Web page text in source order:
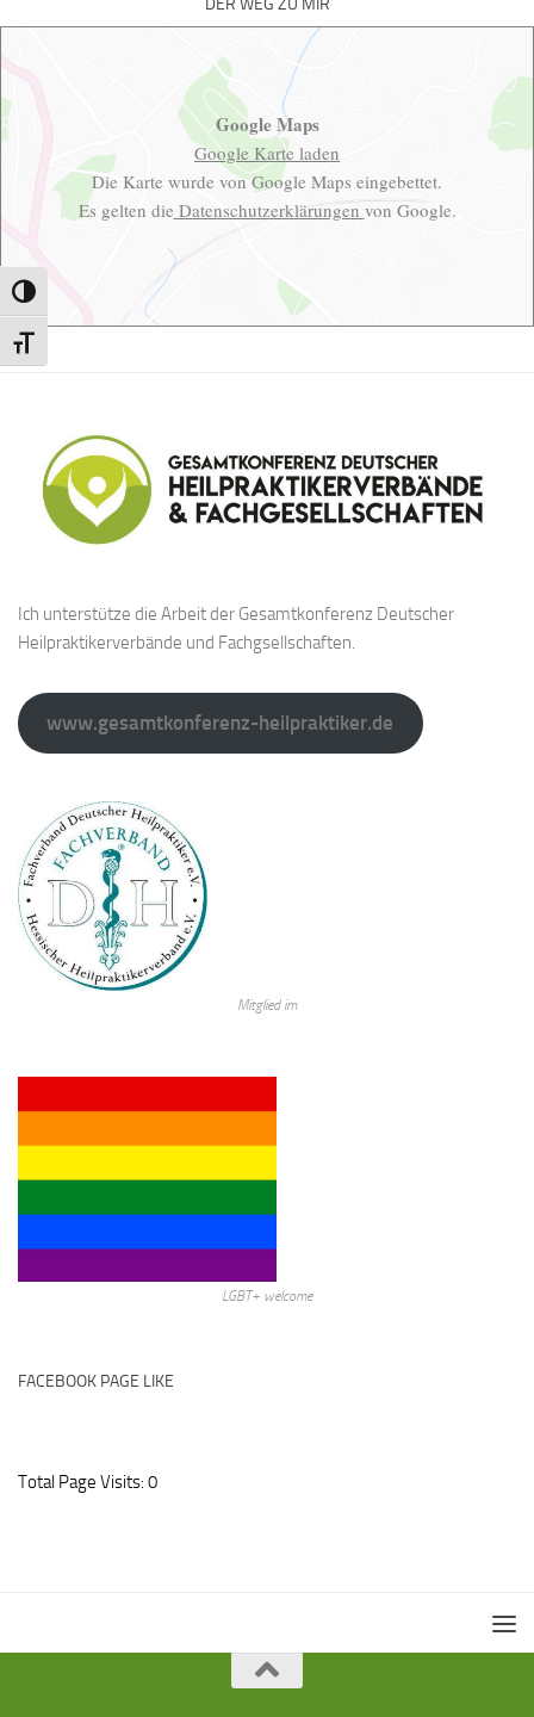
Umschalten auf hohe Kontraste
Schrift vergrößern
DER WEG ZU MIR
Google Maps
Google Karte laden
Die Karte wurde von Google Maps eingebettet.
Es gelten die Datenschutzerklärungen von Google.
Ich unterstütze die Arbeit der Gesamtkonferenz Deutscher
Heilpraktikerverbände und Fachgsellschaften.
www.gesamtkonferenz-heilpraktiker.de
Mitglied im
LGBT+ welcome
FACEBOOK PAGE LIKE
Total Page Visits: 0